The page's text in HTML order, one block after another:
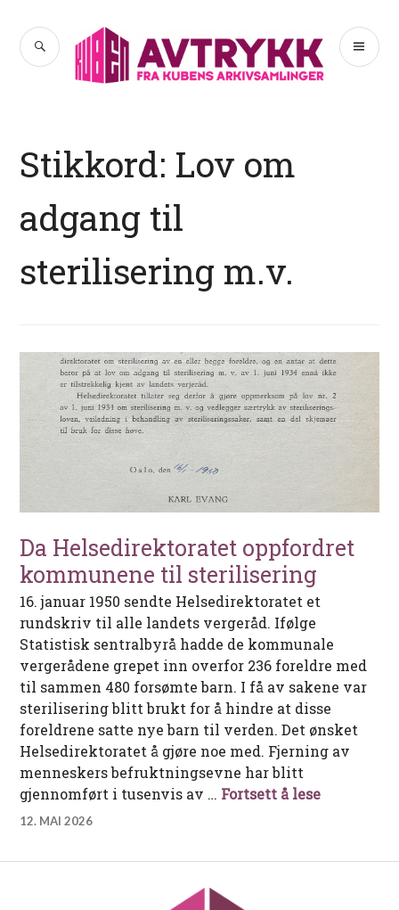
innhold
Avtrykk
SØK
Stikkord: Lov om
adgang til
sterilisering m.v.
Da Helsedirektoratet oppfordret
kommunene til sterilisering
16. januar 1950 sendte Helsedirektoratet et
rundskriv til alle landets vergeråd. Ifølge
Statistisk sentralbyrå hadde de kommunale
vergerådene grepet inn overfor 236 foreldre med
til sammen 480 forsømte barn. I få av sakene var
sterilisering blitt brukt for å hindre at disse
foreldrene satte nye barn til verden. Det ønsket
Helsedirektoratet å gjøre noe med. Fjerning av
menneskers befruktningsevne har blitt
gjennomført i tusenvis av … Fortsett å leseDa
12. MAI 2026